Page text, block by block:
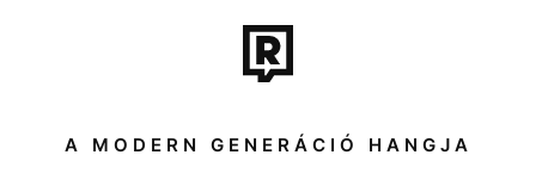
Tech-Tudomány
Sport
Társadalom
A MODERN GENERÁCIÓ HANGJA